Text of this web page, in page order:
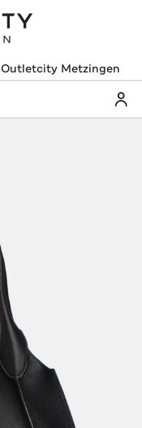
Outletcity Metzingen